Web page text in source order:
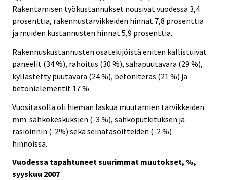
Rakentamisen työkustannukset nousivat vuodessa 3,4
prosenttia, rakennustarvikkeiden hinnat 7,8 prosenttia
ja muiden kustannusten hinnat 5,9 prosenttia.
Rakennuskustannusten osatekijöistä eniten kallistuivat
paneelit (34 %), rahoitus (30 %), sahapuutavara (29 %),
kyllästetty puutavara (24 %), betoniteräs (21 %) ja
betonielementit 17 %.
Vuositasolla oli hieman laskua muutamien tarvikkeiden
mm. sähkökeskuksien (-3 %), sähköputkituksen ja
rasioinnin (-2%) sekä seinätasoitteiden (-2 %)
hinnoissa.
Vuodessa tapahtuneet suurimmat muutokset, %,
syyskuu 2007